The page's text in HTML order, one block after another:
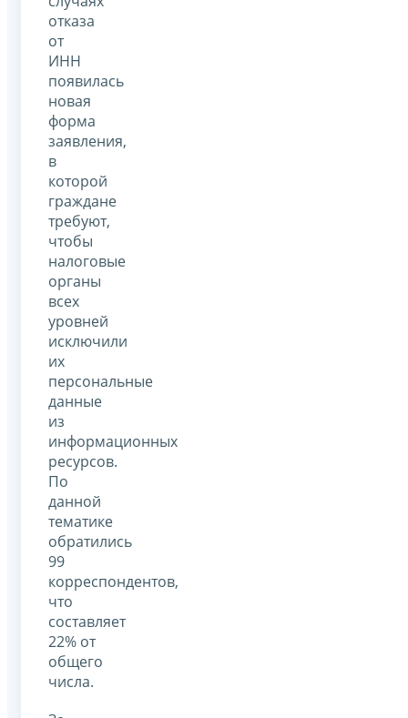
отказа
от
ИНН
появилась
новая
форма
заявления,
в
которой
граждане
требуют,
чтобы
налоговые
органы
всех
уровней
исключили
их
персональные
данные
из
информационных
ресурсов.
По
данной
тематике
обратились
99
корреспондентов,
что
составляет
22% от
общего
числа.